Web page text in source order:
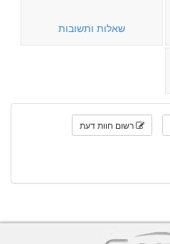
שאלות ותשובות
רשום חוות דעת